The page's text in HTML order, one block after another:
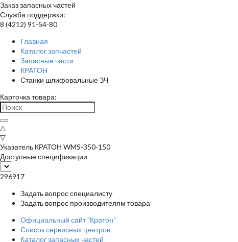
Заказ запасных частей
Служба поддержки:
8 (4212) 91-54-80
Главная
Каталог запчастей
Запасные части
КРАТОН
Станки шлифовальные ЗЧ
Карточка товара:
△
▽
Указатель КРАТОН WMS-350-150
Доступные спецификации
296917
Задать вопрос специалисту
Задать вопрос производителям товара
Официальный сайт "Кратон"
Список сервисных центров
Каталог запасных частей